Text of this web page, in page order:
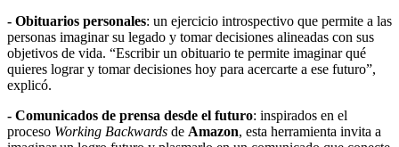
- Obituarios personales: un ejercicio introspectivo que permite a las
personas imaginar su legado y tomar decisiones alineadas con sus
objetivos de vida. “Escribir un obituario te permite imaginar qué
quieres lograr y tomar decisiones hoy para acercarte a ese futuro”,
explicó.
- Comunicados de prensa desde el futuro: inspirados en el
proceso Working Backwards de Amazon, esta herramienta invita a